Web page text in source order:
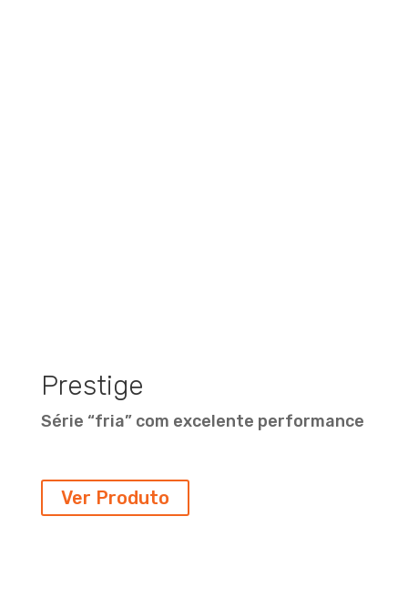
Prestige
Série “fria” com excelente performance
Ver Produto